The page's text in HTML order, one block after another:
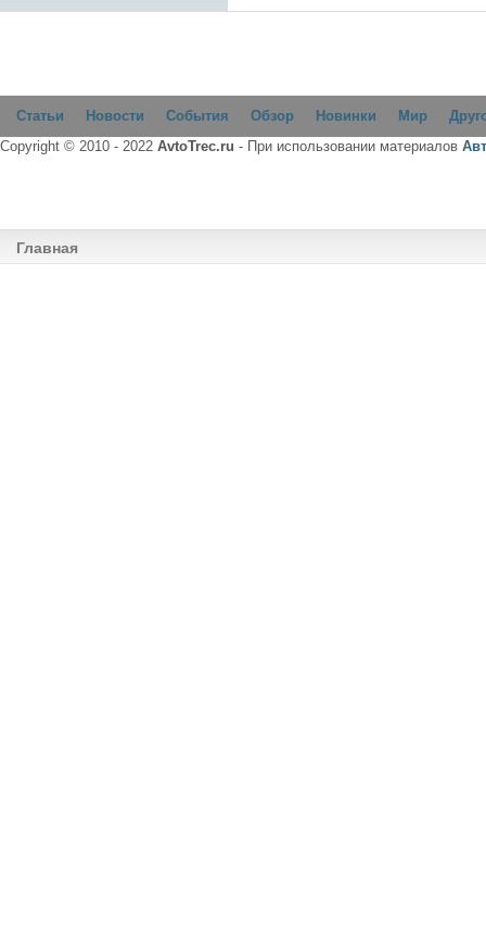
Статьи Новости События Обзор Новинки Мир
Copyright © 2010 - 2022 AvtoTrec.ru - При использовании материалов
Главная